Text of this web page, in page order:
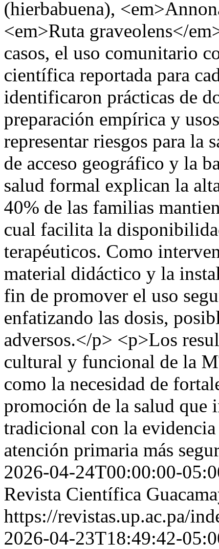
(hierbabuena),
<em>Ruta graveolens</
casos, el uso comunitario
científica reportada para
identificaron prácticas de
preparación empírica y
representar riesgos para la
de acceso geográfico y la
salud formal explican la
40% de las familias
cual facilita la
terapéuticos. Como
material didáctico y la
fin de promover el uso
enfatizando las dosis,
adversos.</p> <p>Los
cultural y funcional de la
como la necesidad de
promoción de la salud que
tradicional con la
atención primaria más
2026-04-24T00:00:00-
Revista Científica
https://revistas.up.ac.pa/
2026-04-23T18:49:42-